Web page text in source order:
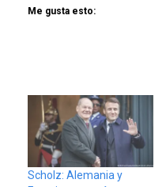
Me gusta esto:
Scholz: Alemania y